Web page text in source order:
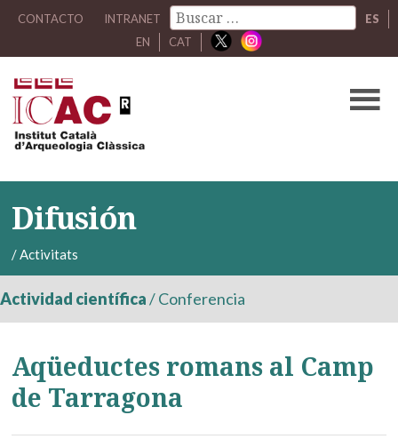
CONTACTO INTRANET
ES
EN
CAT
Difusión
/Activitats
Actividad científica/Conferencia
Aqüeductes romans al Camp
de Tarragona